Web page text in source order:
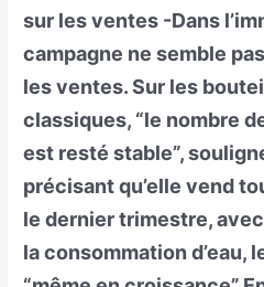
sur les ventes -Dans
campagne ne semble
les ventes. Sur les
classiques, “le nombre
est resté stable”,
précisant qu’elle vend
le dernier trimestre,
la consommation d’eau,